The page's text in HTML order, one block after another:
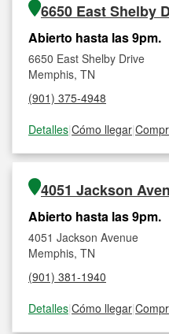
6650 East Shelby
Abierto hasta las 9pm.
6650 East Shelby Drive
Memphis, TN
(901) 375-4948
Detalles|Cómo llegar|
4051 Jackson
Abierto hasta las 9pm.
4051 Jackson Avenue
Memphis, TN
(901) 381-1940
Detalles|Cómo llegar|